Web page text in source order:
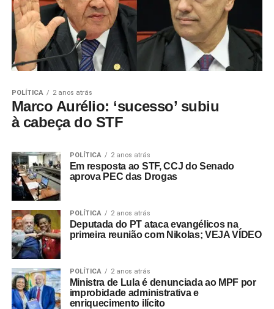
POLÍTICA 2 anos atrás
Marco Aurélio: ‘sucesso’ subiu
à cabeça do STF
POLÍTICA 2 anos atrás
Em resposta ao STF, CCJ do Senado
aprova PEC das Drogas
POLÍTICA 2 anos atrás
Deputada do PT ataca evangélicos na
primeira reunião com Nikolas; VEJA VÍDEO
POLÍTICA 2 anos atrás
Ministra de Lula é denunciada ao MPF por
improbidade administrativa e
enriquecimento ilícito